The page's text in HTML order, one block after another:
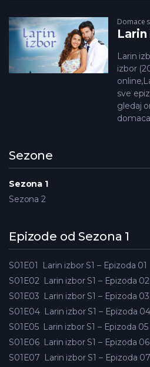
Domace
Larin
Larin
izbor
sve
gledaj
Sezone
Sezona 1
Sezona 2
Epizode od Sezona 1
S01E01
Larin izbor S1 – Epizoda 01
S01E02 Larin izbor S1 – Epizoda 02
S01E03 Larin izbor S1 – Epizoda 03
S01E04 Larin izbor S1 – Epizoda 04
S01E05 Larin izbor S1 – Epizoda 05
S01E06 Larin izbor S1 – Epizoda 06
S01E07 Larin izbor S1 – Epizoda 07